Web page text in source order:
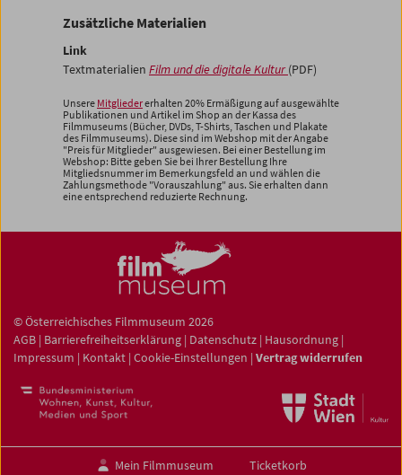
Zusätzliche Materialien
Link
Textmaterialien Film und die digitale Kultur(PDF)
Unsere Mitgliedererhalten 20% Ermäßigung auf ausgewählte
Publikationen und Artikel im Shop an der Kassa des
Filmmuseums (Bücher, DVDs, T-Shirts, Taschen und Plakate
des Filmmuseums). Diese sind im Webshop mit der Angabe
"Preis für Mitglieder" ausgewiesen. Bei einer Bestellung im
Webshop: Bitte geben Sie bei Ihrer Bestellung Ihre
Mitgliedsnummer im Bemerkungsfeld an und wählen die
Zahlungsmethode "Vorauszahlung" aus. Sie erhalten dann
eine entsprechend reduzierte Rechnung.
© Österreichisches Filmmuseum 2026
AGB | Barrierefreiheitserklärung | Datenschutz | Hausordnung |
Impressum | Kontakt | Cookie-Einstellungen | Vertrag widerrufen
Mein Filmmuseum Ticketkorb